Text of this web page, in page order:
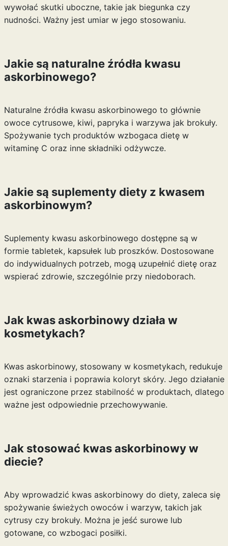
wywołać skutki uboczne, takie jak biegunka czy
nudności. Ważny jest umiar w jego stosowaniu.
Jakie są naturalne źródła kwasu
askorbinowego?
Naturalne źródła kwasu askorbinowego to głównie
owoce cytrusowe, kiwi, papryka i warzywa jak brokuły.
Spożywanie tych produktów wzbogaca dietę w
witaminę C oraz inne składniki odżywcze.
Jakie są suplementy diety z kwasem
askorbinowym?
Suplementy kwasu askorbinowego dostępne są w
formie tabletek, kapsułek lub proszków. Dostosowane
do indywidualnych potrzeb, mogą uzupełnić dietę oraz
wspierać zdrowie, szczególnie przy niedoborach.
Jak kwas askorbinowy działa w
kosmetykach?
Kwas askorbinowy, stosowany w kosmetykach, redukuje
oznaki starzenia i poprawia koloryt skóry. Jego działanie
jest ograniczone przez stabilność w produktach, dlatego
ważne jest odpowiednie przechowywanie.
Jak stosować kwas askorbinowy w
diecie?
Aby wprowadzić kwas askorbinowy do diety, zaleca się
spożywanie świeżych owoców i warzyw, takich jak
cytrusy czy brokuły. Można je jeść surowe lub
gotowane, co wzbogaci posiłki.